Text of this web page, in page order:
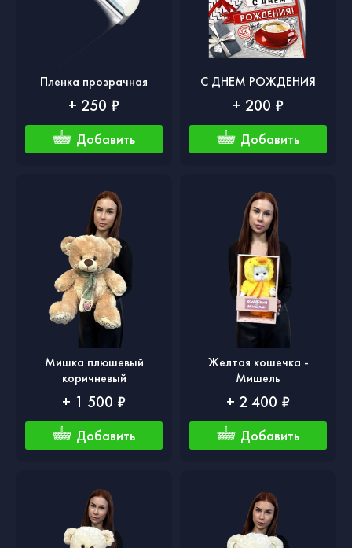
Пленка прозрачная
+ 250 ₽
Добавить
С ДНЕМ РОЖДЕНИЯ
+ 200 ₽
Добавить
Мишка плюшевый
коричневый
+ 1 500 ₽
Добавить
Желтая кошечка -
Мишель
+ 2 400 ₽
Добавить